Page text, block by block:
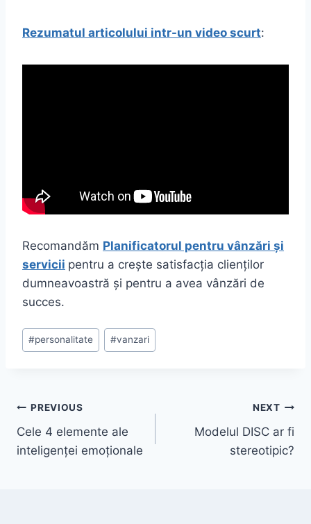
Rezumatul articolului intr-un video scurt:
Recomandăm Planificatorul pentru vânzări și
servicii pentru a crește satisfacția clienților
dumneavoastră și pentru a avea vânzări de
succes.
Post
Tags:
#personalitate #vanzari
Post
navigation
PREVIOUS
Cele 4 elemente ale
inteligenței emoționale
NEXT
Modelul DISC ar fi
stereotipic?